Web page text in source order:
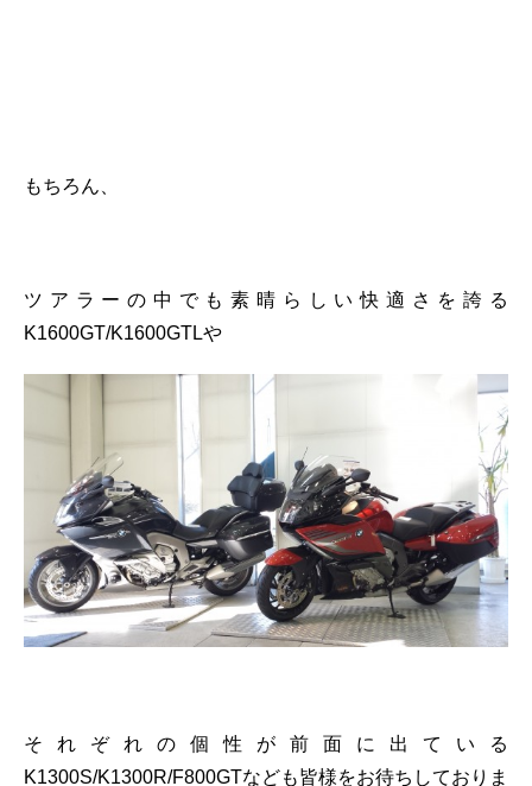
もちろん、
ツアラーの中でも素晴らしい快適さを誇る
K1600GT/K1600GTLや
それぞれの個性が前面に出ている
K1300S/K1300R/F800GTなども皆様をお待ちしておりま